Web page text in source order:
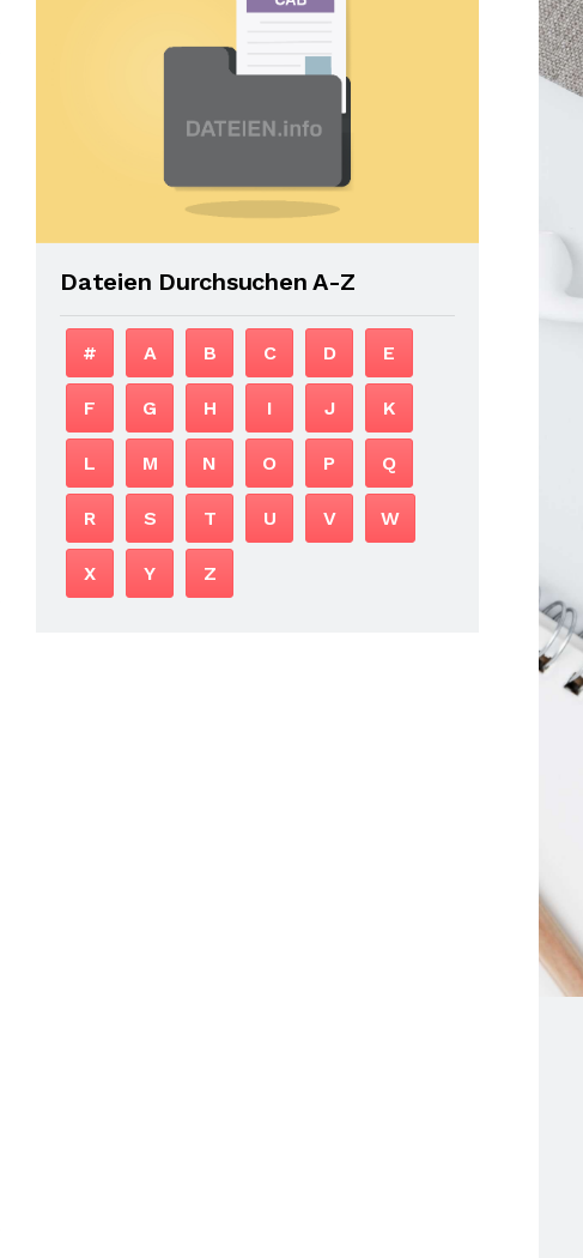
Dateien Durchsuchen A-Z
# A B C D E
F G H I J K
L M N O P Q
R S T U V W
X Y Z